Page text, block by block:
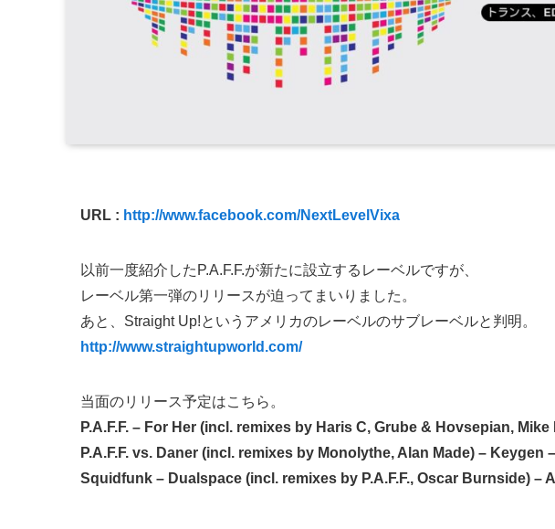
URL : http://www.facebook.com/NextLevelVixa
以前一度紹介したP.A.F.F.が新たに設立するレーベルですが、
レーベル第一弾のリリースが迫ってまいりました。
あと、Straight Up!というアメリカのレーベルのサブレーベルと判明。
http://www.straightupworld.com/
当面のリリース予定はこちら。
P.A.F.F. – For Her (incl. remixes by Haris C, Grube & Hovsepian,
P.A.F.F. vs. Daner (incl. remixes by Monolythe, Alan Made) – Keygen
Squidfunk – Dualspace (incl. remixes by P.A.F.F., Oscar Burnside) –